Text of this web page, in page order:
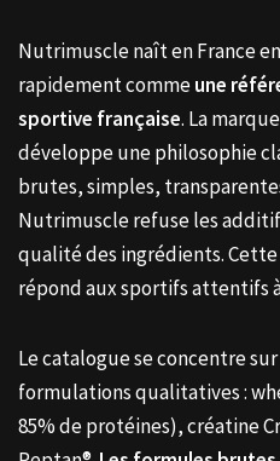
Nutrimuscle naît en France
rapidement commeune
sportive française. La
développe une philosophie
brutes, simples,
Nutrimuscle refuse les
qualité des ingrédients.
répond aux sportifs attentifs
Le catalogue se concentre
formulations qualitatives :
85% de protéines), créatine